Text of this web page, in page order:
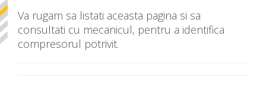
Va rugam sa listati aceasta pagina si sa
consultati cu mecanicul, pentru a identifica
compresorul potrivit.